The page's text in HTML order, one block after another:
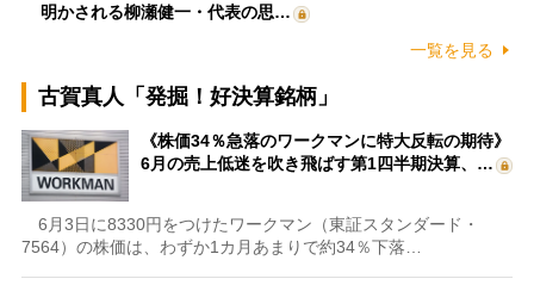
明かされる柳瀬健一・代表の思…
一覧を見る
古賀真人「発掘！好決算銘柄」
《株価34％急落のワークマンに特大反転の期待》
6月の売上低迷を吹き飛ばす第1四半期決算、…
6月3日に8330円をつけたワークマン（東証スタンダード・
7564）の株価は、わずか1カ月あまりで約34％下落…